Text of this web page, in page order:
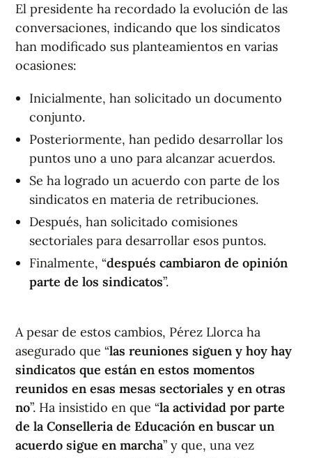
El presidente ha recordado la evolución de las
conversaciones, indicando que los sindicatos
han modificado sus planteamientos en varias
ocasiones:
Inicialmente, han solicitado un documento
conjunto.
Posteriormente, han pedido desarrollar los
puntos uno a uno para alcanzar acuerdos.
Se ha logrado un acuerdo con parte de los
sindicatos en materia de retribuciones.
Después, han solicitado comisiones
sectoriales para desarrollar esos puntos.
Finalmente, “después cambiaron de opinión
parte de los sindicatos”.
A pesar de estos cambios, Pérez Llorca ha
asegurado que “las reuniones siguen y hoy hay
sindicatos que están en estos momentos
reunidos en esas mesas sectoriales y en otras
no”. Ha insistido en que “la actividad por parte
de la Conselleria de Educación en buscar un
acuerdo sigue en marcha” y que, una vez